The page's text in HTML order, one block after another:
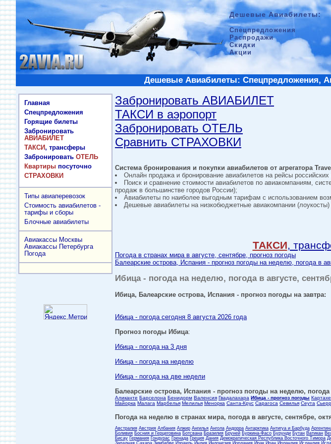
Дешевые Авиабилеты:
Спецпредложения
Распродажи
Скидки
Акции
Дешевые Авиабилеты: Спецпредложения,
Главная
Спецпредложения
Горящие билеты
Забронировать
АВИАБИЛЕТ
ТАКСИ, трансферы
Забронировать ОТЕЛЬ
Квартиры посуточно
СТРАХОВКИ
Типы авиаперевозок
Стоимость авиабилетов -
тарифы и сборы
Блочные авиабилеты
Авиакассы Москвы
Авиакассы Петербурга
Погода
Забронировать АВИАБИЛЕТ
ТАКСИ в аэропорт
Забронировать ОТЕЛЬ
Сравнить СТРАХОВКИ
Система бронирования и покупки авиабилетов от агрегатора
Онлайн продажа и бронирование авиабилетов на рейсы
Поиск и сравнение стоимости авиабилетов по авиакомпаниям,
продаж в большинстве городов России);
Авиабилеты по наиболее выгодным тарифам с использованием
Дешевые авиабилеты на низкобюджетные авиакомпании
ТАКСИ,
Погода в странах мира в августе, сентябре, прогноз погоды
Балеарские острова, Испания - прогноз погоды на неделю, погода в
Ибица - погода на неделю, погода в августе,
Ибица, Балеарские острова, Испания - прогноз погоды на завтра:
Ибица - погода сегодня 8 августа 2026 года
Прогноз погоды Ибица:
Ибица - погода на 3 дня
Ибица - погода на неделю
Ибица - погода на две недели
Балеарские острова, Испания - прогноз погоды на неделю, погода
Аликанте Барселона Бенидорм Валенсия Гвадалахара Ибица - прогноз погоды
Майорка Малага Марбелья Мелилья Менорка Санта-Крус Сарагоса Севилья Сеута
Погода на неделю в странах мира, погода в августе, сентябре,
Австралия Австрия Албания Алжир Ангилья Ангола Андорра Антарктика Антигуа и Барбуда
Боливия Босния и Герцеговина Ботсвана Бразилия Бруней Буркина-Фасо Бурунди Бутан Ватикан
Бисау Германия Гондурас Гренада Греция Дания Демократическая Республика Восточного Тимора
Западная Сахара Зимбабве Израиль Индия Индонезия Иордания Ирак Иран Ирландия Исландия